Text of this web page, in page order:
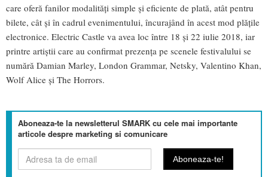
care oferă fanilor modalități simple și eficiente de plată, atât pentru
bilete, cât și în cadrul evenimentului, încurajând în acest mod plăţile
electronice. Electric Castle va avea loc între 18 și 22 iulie 2018, iar
printre artiștii care au confirmat prezența pe scenele festivalului se
numără Damian Marley, London Grammar, Netsky, Valentino Khan,
Wolf Alice și The Horrors.
Aboneaza-te la newsletterul SMARK cu cele mai importante
articole despre marketing si comunicare